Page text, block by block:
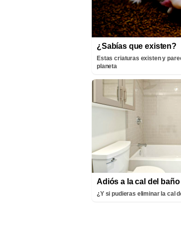
¿Sabías que existen?
Estas criaturas existen y
planeta
Adiós a la cal del baño
¿Y si pudieras eliminar la cal